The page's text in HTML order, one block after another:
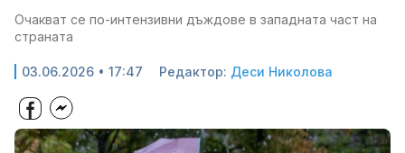
Очакват се по-интензивни дъждове в западната част на
страната
03.06.2026 • 17:47 Редактор: Деси Николова